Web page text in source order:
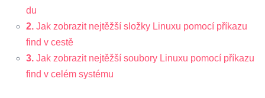
du
2. Jak zobrazit nejtěžší složky Linuxu pomocí příkazu
find v cestě
3. Jak zobrazit nejtěžší soubory Linuxu pomocí příkazu
find v celém systému